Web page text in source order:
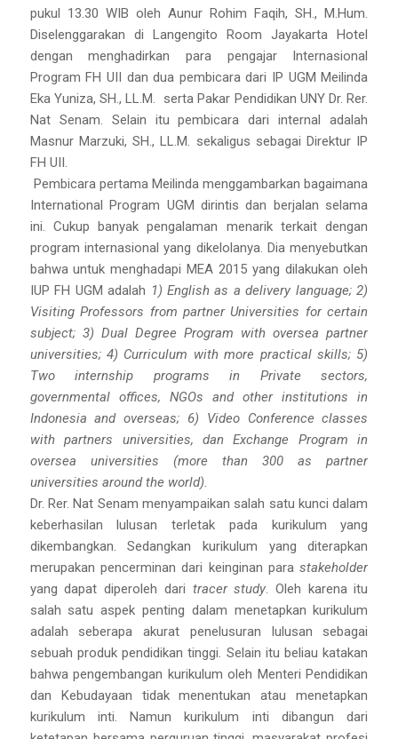
pukul 13.30 WIB oleh Aunur Rohim Faqih, SH., M.Hum.
Diselenggarakan di Langengito Room Jayakarta Hotel
dengan menghadirkan para pengajar Internasional
Program FH UII dan dua pembicara dari IP UGM Meilinda
Eka Yuniza, SH., LL.M. serta Pakar Pendidikan UNY Dr. Rer.
Nat Senam. Selain itu pembicara dari internal adalah
Masnur Marzuki, SH., LL.M. sekaligus sebagai Direktur IP
FH UII.
Pembicara pertama Meilinda menggambarkan bagaimana
International Program UGM dirintis dan berjalan selama
ini. Cukup banyak pengalaman menarik terkait dengan
program internasional yang dikelolanya. Dia menyebutkan
bahwa untuk menghadapi MEA 2015 yang dilakukan oleh
IUP FH UGM adalah 1) English as a delivery language; 2)
Visiting Professors from partner Universities for certain
subject; 3) Dual Degree Program with oversea partner
universities; 4) Curriculum with more practical skills; 5)
Two internship programs in Private sectors,
governmental offices, NGOs and other institutions in
Indonesia and overseas; 6) Video Conference classes
with partners universities, dan Exchange Program in
oversea universities (more than 300 as partner
universities around the world).
Dr. Rer. Nat Senam menyampaikan salah satu kunci dalam
keberhasilan lulusan terletak pada kurikulum yang
dikembangkan. Sedangkan kurikulum yang diterapkan
merupakan pencerminan dari keinginan parastakeholder
yang dapat diperoleh dari tracer study. Oleh karena itu
salah satu aspek penting dalam menetapkan kurikulum
adalah seberapa akurat penelusuran lulusan sebagai
sebuah produk pendidikan tinggi. Selain itu beliau katakan
bahwa pengembangan kurikulum oleh Menteri Pendidikan
dan Kebudayaan tidak menentukan atau menetapkan
kurikulum inti. Namun kurikulum inti dibangun dari